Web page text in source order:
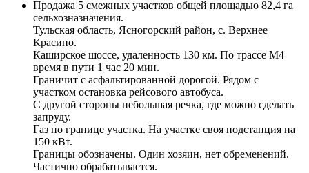
Продажа 5 смежных участков общей площадью 82,4 га
сельхозназначения.
Тульская область, Ясногорский район, с. Верхнее
Красино.
Каширское шоссе, удаленность 130 км. По трассе М4
время в пути 1 час 20 мин.
Граничит с асфальтированной дорогой. Рядом с
участком остановка рейсового автобуса.
С другой стороны небольшая речка, где можно сделать
запруду.
Газ по границе участка. На участке своя подстанция на
150 кВт.
Границы обозначены. Один хозяин, нет обременений.
Частично обрабатывается.